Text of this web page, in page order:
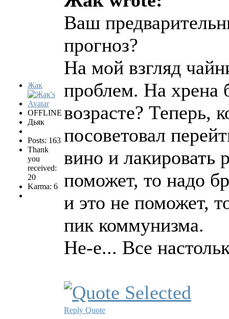
Жак
OFFLINE
Дьяк
Posts: 163
Thank
you
received:
20
Karma: 6
Ваш
прогноз?
На мой взгляд
проблем. На хрена
возрасте? Теперь,
посоветовал
вино и лакировать
поможет, то надо
и это не поможет,
пик коммунизма.
Не-е... Все
Reply Quote